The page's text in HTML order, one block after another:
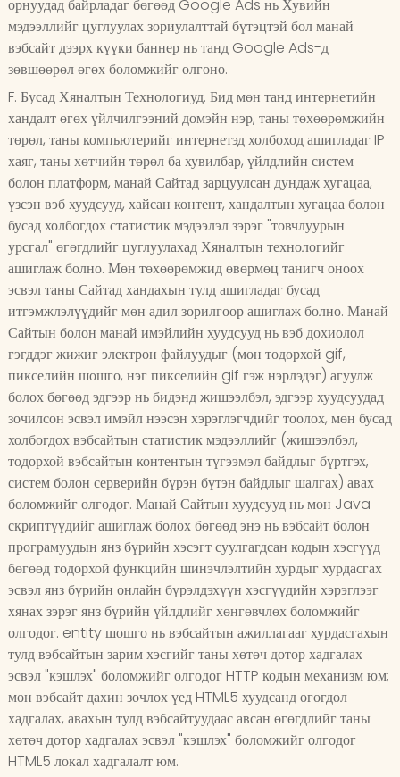
орнуудад байрладаг бөгөөд Google Ads нь Хувийн
мэдээллийг цуглуулах зориулалттай бүтэцтэй бол манай
вэбсайт дээрх күүки баннер нь танд Google Ads-д
зөвшөөрөл өгөх боломжийг олгоно.
F. Бусад Хяналтын Технологиуд. Бид мөн танд интернетийн
хандалт өгөх үйлчилгээний домэйн нэр, таны төхөөрөмжийн
төрөл, таны компьютерийг интернетэд холбоход ашигладаг IP
хаяг, таны хөтчийн төрөл ба хувилбар, үйлдлийн систем
болон платформ, манай Сайтад зарцуулсан дундаж хугацаа,
үзсэн вэб хуудсууд, хайсан контент, хандалтын хугацаа болон
бусад холбогдох статистик мэдээлэл зэрэг "товчлуурын
урсгал" өгөгдлийг цуглуулахад Хяналтын технологийг
ашиглаж болно. Мөн төхөөрөмжид өвөрмөц танигч оноох
эсвэл таны Сайтад хандахын тулд ашигладаг бусад
итгэмжлэлүүдийг мөн адил зорилгоор ашиглаж болно. Манай
Сайтын болон манай имэйлийн хуудсууд нь вэб дохиолол
гэгддэг жижиг электрон файлуудыг (мөн тодорхой gif,
пикселийн шошго, нэг пикселийн gif гэж нэрлэдэг) агуулж
болох бөгөөд эдгээр нь бидэнд жишээлбэл, эдгээр хуудсуудад
зочилсон эсвэл имэйл нээсэн хэрэглэгчдийг тоолох, мөн бусад
холбогдох вэбсайтын статистик мэдээллийг (жишээлбэл,
тодорхой вэбсайтын контентын түгээмэл байдлыг бүртгэх,
систем болон серверийн бүрэн бүтэн байдлыг шалгах) авах
боломжийг олгодог. Манай Сайтын хуудсууд нь мөн Java
скриптүүдийг ашиглаж болох бөгөөд энэ нь вэбсайт болон
програмуудын янз бүрийн хэсэгт суулгагдсан кодын хэсгүүд
бөгөөд тодорхой функцийн шинэчлэлтийн хурдыг хурдасгах
эсвэл янз бүрийн онлайн бүрэлдэхүүн хэсгүүдийн хэрэглээг
хянах зэрэг янз бүрийн үйлдлийг хөнгөвчлөх боломжийг
олгодог. entity шошго нь вэбсайтын ажиллагааг хурдасгахын
тулд вэбсайтын зарим хэсгийг таны хөтөч дотор хадгалах
эсвэл "кэшлэх" боломжийг олгодог HTTP кодын механизм юм;
мөн вэбсайт дахин зочлох үед HTML5 хуудсанд өгөгдөл
хадгалах, авахын тулд вэбсайтуудаас авсан өгөгдлийг таны
хөтөч дотор хадгалах эсвэл "кэшлэх" боломжийг олгодог
HTML5 локал хадгалалт юм.